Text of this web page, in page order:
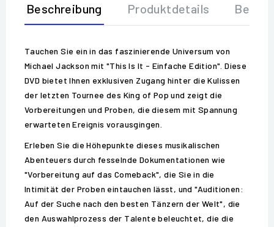
Beschreibung Produktdetails
Tauchen Sie ein in das faszinierende Universum von
Michael Jackson mit "This Is It - Einfache Edition". Diese
DVD bietet Ihnen exklusiven Zugang hinter die Kulissen
der letzten Tournee des King of Pop und zeigt die
Vorbereitungen und Proben, die diesem mit Spannung
erwarteten Ereignis vorausgingen.
Erleben Sie die Höhepunkte dieses musikalischen
Abenteuers durch fesselnde Dokumentationen wie
"Vorbereitung auf das Comeback", die Sie in die
Intimität der Proben eintauchen lässt, und "Auditionen:
Auf der Suche nach den besten Tänzern der Welt", die
den Auswahlprozess der Talente beleuchtet, die die